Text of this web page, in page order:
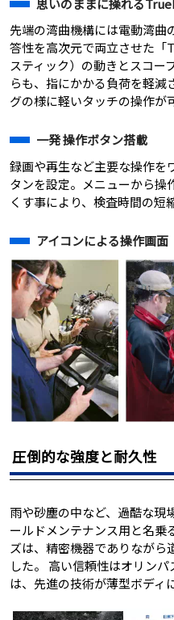
思いのままに操れる
先端の湾曲機構には電動湾曲
答性を高次元で両立させた
スティック）の動きとスコー
らも、指にかかる負荷を軽減
グの様に軽いタッチの操作が
一発 操作ボタン搭載
録画や再生など主要な操作を
タンを設定。メニューから操
くす事により、検査時間の短
アイコンによる操作画面
圧倒的な強度と耐久性
雨や砂塵の中など、過酷な現
ールドメンテナンス用と名乗
ズは、精密機器でありながら
した。 高い信頼性はオリン
は、先進の技術が薄型ボディ